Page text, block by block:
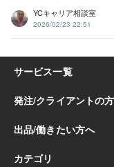
YCキャリア相談室
2026/02/23 22:51